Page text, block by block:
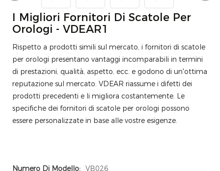
I Migliori Fornitori Di Scatole Per
Orologi - VDEAR1
Rispetto a prodotti simili sul mercato, i fornitori di scatole
per orologi presentano vantaggi incomparabili in termini
di prestazioni, qualità, aspetto, ecc. e godono di un'ottima
reputazione sul mercato. VDEAR riassume i difetti dei
prodotti precedenti e li migliora costantemente. Le
specifiche dei fornitori di scatole per orologi possono
essere personalizzate in base alle vostre esigenze.
Numero Di Modello: VB026